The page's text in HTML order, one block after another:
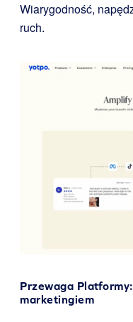
Wiarygodność,
ruch.
Przewaga
marketingiem